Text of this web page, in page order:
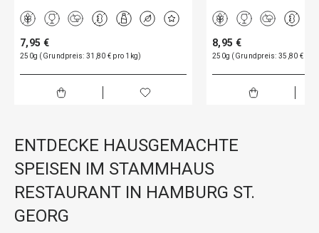
7,95 €
250g (Grundpreis: 31,80 € pro 1kg)
8,95 €
250g (Grundpreis: 35,80 € pro
ENTDECKE HAUSGEMACHTE
SPEISEN IM STAMMHAUS
RESTAURANT IN HAMBURG ST.
GEORG